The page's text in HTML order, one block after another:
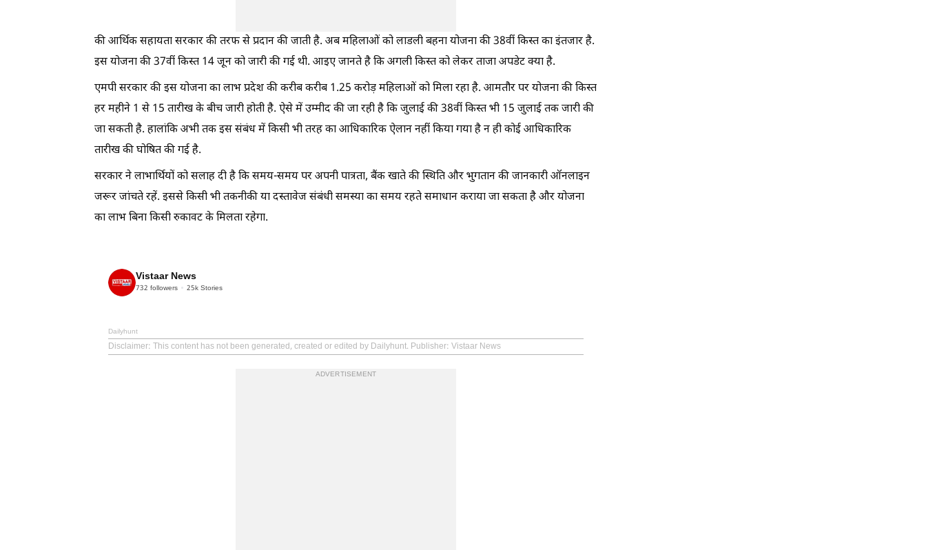
की आर्थिक सहायता सरकार की तरफ से प्रदान की जाती है. अब महिलाओं को लाडली बहना योजना की 38वीं किस्त का इंतजार है.
इस योजना की 37वीं किस्त 14 जून को जारी की गई थी. आइए जानते है कि अगली किस्त को लेकर ताजा अपडेट क्या है.
एमपी सरकार की इस योजना का लाभ प्रदेश की करीब करीब 1.25 करोड़ महिलाओं को मिला रहा है. आमतौर पर योजना की किस्त
हर महीने 1 से 15 तारीख के बीच जारी होती है. ऐसे में उम्मीद की जा रही है कि जुलाई की 38वीं किस्त भी 15 जुलाई तक जारी की
जा सकती है. हालांकि अभी तक इस संबंध में किसी भी तरह का आधिकारिक ऐलान नहीं किया गया है न ही कोई आधिकारिक
तारीख की घोषित की गई है.
सरकार ने लाभार्थियों को सलाह दी है कि समय-समय पर अपनी पात्रता, बैंक खाते की स्थिति और भुगतान की जानकारी ऑनलाइन
जरूर जांचते रहें. इससे किसी भी तकनीकी या दस्तावेज संबंधी समस्या का समय रहते समाधान कराया जा सकता है और योजना
का लाभ बिना किसी रुकावट के मिलता रहेगा.
Vistaar News
732 followers 25k Stories
Dailyhunt
Disclaimer: This content has not been generated, created or edited by Dailyhunt. Publisher: Vistaar News
ADVERTISEMENT